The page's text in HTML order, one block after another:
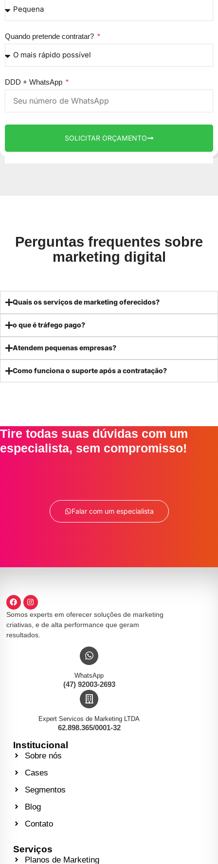
Quando pretende contratar?
DDD + WhatsApp
SOLICITAR ORÇAMENTO
Perguntas frequentes sobre
marketing digital
Quais os serviços de marketing oferecidos?
o que é tráfego pago?
Atendem pequenas empresas?
Como funciona o suporte após a contratação?
Tire todas suas dúvidas com um
especialista, sem compromisso!
Falar com um especialista
Somos experts em oferecer soluções de marketing
criativas, e de alta performance que geram
resultados.
WhatsApp
(47) 92003-2693
Expert Servicos de Marketing LTDA
62.898.365/0001-32
Institucional
Sobre nós
Cases
Segmentos
Blog
Contato
Serviços
Planos de Marketing